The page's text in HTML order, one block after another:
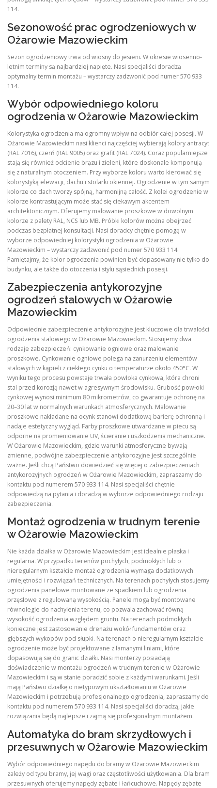
114.
Sezonowość prac ogrodzeniowych w
Ożarowie Mazowieckim
Sezon ogrodzeniowy trwa od wiosny do jesieni. W okresie wiosenno-
letnim terminy są najbardziej napięte. Nasi specjaliści doradzą
optymalny termin montażu – wystarczy zadzwonić pod numer 570 933
114.
Wybór odpowiedniego koloru
ogrodzenia w Ożarowie Mazowieckim
Kolorystyka ogrodzenia ma ogromny wpływ na odbiór całej posesji. W
Ożarowie Mazowieckim nasi klienci najczęściej wybierają kolory antracyt
(RAL 7016), czerń (RAL 9005) oraz grafit (RAL 7024). Coraz popularniejsze
stają się również odcienie brązu i zieleni, które doskonale komponują
się z naturalnym otoczeniem. Przy wyborze koloru warto kierować się
kolorystyką elewacji, dachu i stolarki okiennej. Ogrodzenie w tym samym
kolorze co dach tworzy spójną, harmonijną całość. Z kolei ogrodzenie w
kolorze kontrastującym może stać się ciekawym akcentem
architektonicznym. Oferujemy malowanie proszkowe w dowolnym
kolorze z palety RAL, NCS lub MB. Próbki kolorów można obejrzeć
podczas bezpłatnej konsultacji. Nasi doradcy chętnie pomogą w
wyborze odpowiedniej kolorystyki ogrodzenia w Ożarowie
Mazowieckim – wystarczy zadzwonić pod numer 570 933 114.
Pamiętajmy, że kolor ogrodzenia powinien być dopasowany nie tylko do
budynku, ale także do otoczenia i stylu sąsiednich posesji.
Zabezpieczenia antykorozyjne
ogrodzeń stalowych w Ożarowie
Mazowieckim
Odpowiednie zabezpieczenie antykorozyjne jest kluczowe dla trwałości
ogrodzenia stalowego w Ożarowie Mazowieckim. Stosujemy dwa
rodzaje zabezpieczeń: cynkowanie ogniowe oraz malowanie
proszkowe. Cynkowanie ogniowe polega na zanurzeniu elementów
stalowych w kąpieli z ciekłego cynku o temperaturze około 450°C. W
wyniku tego procesu powstaje trwała powłoka cynkowa, która chroni
stal przed korozją nawet w agresywnym środowisku. Grubość powłoki
cynkowej wynosi minimum 80 mikrometrów, co gwarantuje ochronę na
20–30 lat w normalnych warunkach atmosferycznych. Malowanie
proszkowe nakładane na ocynk stanowi dodatkową barierę ochronną i
nadaje estetyczny wygląd. Farby proszkowe utwardzane w piecu są
odporne na promieniowanie UV, ścieranie i uszkodzenia mechaniczne.
W Ożarowie Mazowieckim, gdzie warunki atmosferyczne bywają
zmienne, podwójne zabezpieczenie antykorozyjne jest szczególnie
ważne. Jeśli chcą Państwo dowiedzieć się więcej o zabezpieczeniach
antykorozyjnych ogrodzeń w Ożarowie Mazowieckim, zapraszamy do
kontaktu pod numerem 570 933 114. Nasi specjaliści chętnie
odpowiedzą na pytania i doradzą w wyborze odpowiedniego rodzaju
zabezpieczenia.
Montaż ogrodzenia w trudnym terenie
w Ożarowie Mazowieckim
Nie każda działka w Ożarowie Mazowieckim jest idealnie płaska i
regularna. W przypadku terenów pochyłych, podmokłych lub o
nieregularnym kształcie montaż ogrodzenia wymaga dodatkowych
umiejętności i rozwiązań technicznych. Na terenach pochyłych stosujemy
ogrodzenia panelowe montowane ze spadkiem lub ogrodzenia
przęsłowe z regulowaną wysokością. Panele mogą być montowane
równolegle do nachylenia terenu, co pozwala zachować równą
wysokość ogrodzenia względem gruntu. Na terenach podmokłych
konieczne jest zastosowanie drenażu wokół fundamentów oraz
głębszych wykopów pod słupki. Na terenach o nieregularnym kształcie
ogrodzenie może być projektowane z łamanymi liniami, które
dopasowują się do granic działki. Nasi monterzy posiadają
doświadczenie w montażu ogrodzeń w trudnym terenie w Ożarowie
Mazowieckim i są w stanie poradzić sobie z każdymi warunkami. Jeśli
mają Państwo działkę o nietypowym ukształtowaniu w Ożarowie
Mazowieckim i potrzebują profesjonalnego ogrodzenia, zapraszamy do
kontaktu pod numerem 570 933 114. Nasi specjaliści doradzą, jakie
rozwiązania będą najlepsze i zajmą się profesjonalnym montażem.
Automatyka do bram skrzydłowych i
przesuwnych w Ożarowie Mazowieckim
Wybór odpowiedniego napędu do bramy w Ożarowie Mazowieckim
zależy od typu bramy, jej wagi oraz częstotliwości użytkowania. Dla bram
przesuwnych oferujemy napędy zębate i łańcuchowe. Napędy zębate